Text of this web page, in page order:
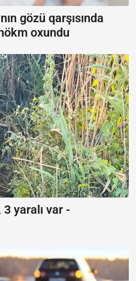
gözü qarşısında
oxundu
3 yaralı var -